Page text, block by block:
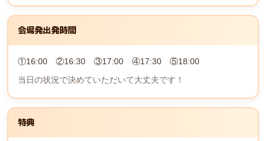
会場発出発時間
①16:00 ②16:30 ③17:00 ④17:30 ⑤18:00
当日の状況で決めていただいて大丈夫です！
特典